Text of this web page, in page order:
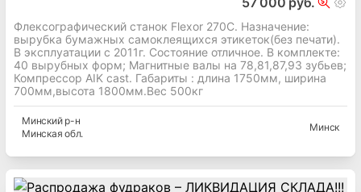
Флексографический станок Flexor 270C. Назначение:
вырубка бумажных самоклеящихся этикеток(без печати).
В эксплуатации с 2011г. Состояние отличное. В комплекте:
40 вырубных форм; Магнитные валы на 78,81,87,93 зубьев;
Компрессор AIK cast. Габариты : длина 1750мм, ширина
700мм,высота 1800мм.Вес 500кг
Минскийр-н
Минская обл.
Минск